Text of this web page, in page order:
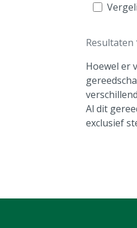
Resultaten
Hoewel er
Al dit
exclusief